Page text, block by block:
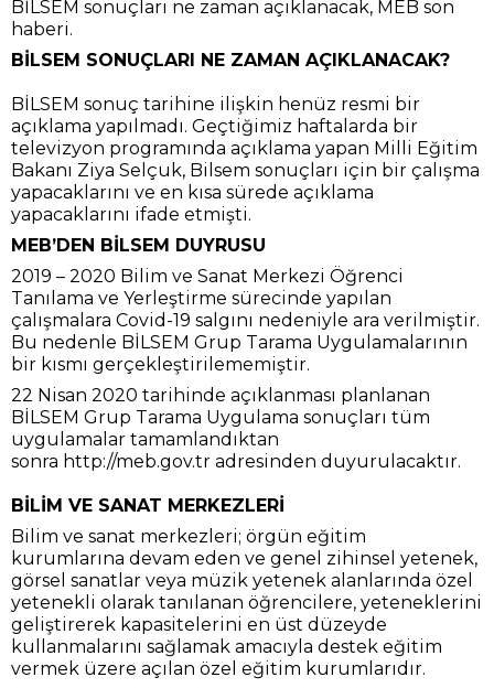
BİLSEM sonuçları ne zaman açıklanacak, MEB son
haberi.
BİLSEM SONUÇLARI NE ZAMAN AÇIKLANACAK?
BİLSEM sonuç tarihine ilişkin henüz resmi bir
açıklama yapılmadı. Geçtiğimiz haftalarda bir
televizyon programında açıklama yapan Milli Eğitim
Bakanı Ziya Selçuk, Bilsem sonuçları için bir çalışma
yapacaklarını ve en kısa sürede açıklama
yapacaklarını ifade etmişti.
MEB’DEN BİLSEM DUYRUSU
2019 – 2020 Bilim ve Sanat Merkezi Öğrenci
Tanılama ve Yerleştirme sürecinde yapılan
çalışmalara Covid-19 salgını nedeniyle ara verilmiştir.
Bu nedenle BİLSEM Grup Tarama Uygulamalarının
bir kısmı gerçekleştirilememiştir.
22 Nisan 2020 tarihinde açıklanması planlanan
BİLSEM Grup Tarama Uygulama sonuçları tüm
uygulamalar tamamlandıktan
sonra http://meb.gov.tr adresinden duyurulacaktır.
BİLİM VE SANAT MERKEZLERİ
Bilim ve sanat merkezleri; örgün eğitim
kurumlarına devam eden ve genel zihinsel yetenek,
görsel sanatlar veya müzik yetenek alanlarında özel
yetenekli olarak tanılanan öğrencilere, yeteneklerini
geliştirerek kapasitelerini en üst düzeyde
kullanmalarını sağlamak amacıyla destek eğitim
vermek üzere açılan özel eğitim kurumlarıdır.